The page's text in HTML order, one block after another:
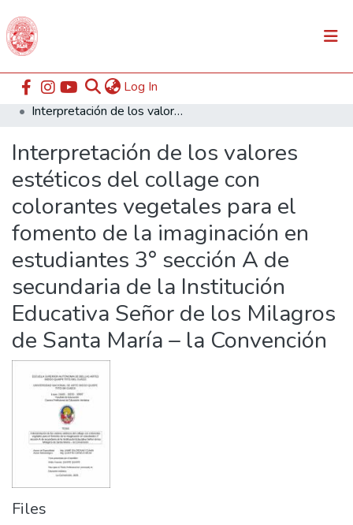
Log In
Communities & Collections
All of DSpace
Statistics
Home ESABAC
Facultad de Educación
Interpretación de los valores estéticos del collage con colorantes vegetales para el fomento de la imaginación en estudiantes 3° sección A de secundaria de la Institución Educativa Señor de los Milagros de Santa María – la Convención
Interpretación de los valores
estéticos del collage con
colorantes vegetales para el
fomento de la imaginación en
estudiantes 3° sección A de
secundaria de la Institución
Educativa Señor de los Milagros
de Santa María – la Convención
Files